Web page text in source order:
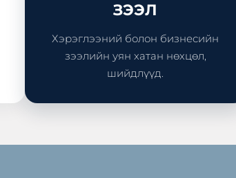
ЗЭЭЛ
Хэрэглээний болон бизнесийн
зээлийн уян хатан нөхцөл,
шийдлүүд.